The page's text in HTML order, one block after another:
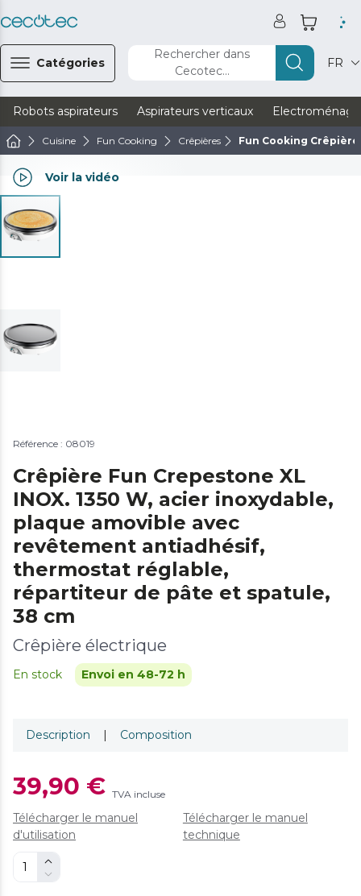
Catégories
Rechercher dans
Cecotec...
FR
Robots aspirateurs Aspirateurs verticaux
Cuisine Fun Cooking Crêpières Fun Cooking
Voir la vidéo
Référence : 08019
Crêpière Fun Crepestone XL
INOX. 1350 W, acier inoxydable,
plaque amovible avec
revêtement antiadhésif,
thermostat réglable,
répartiteur de pâte et spatule,
38 cm
Crêpière électrique
En stock Envoi en 48-72 h
Description Composition
39,90 € TVA incluse
Télécharger le manuel
d'utilisation
Télécharger le manuel
technique